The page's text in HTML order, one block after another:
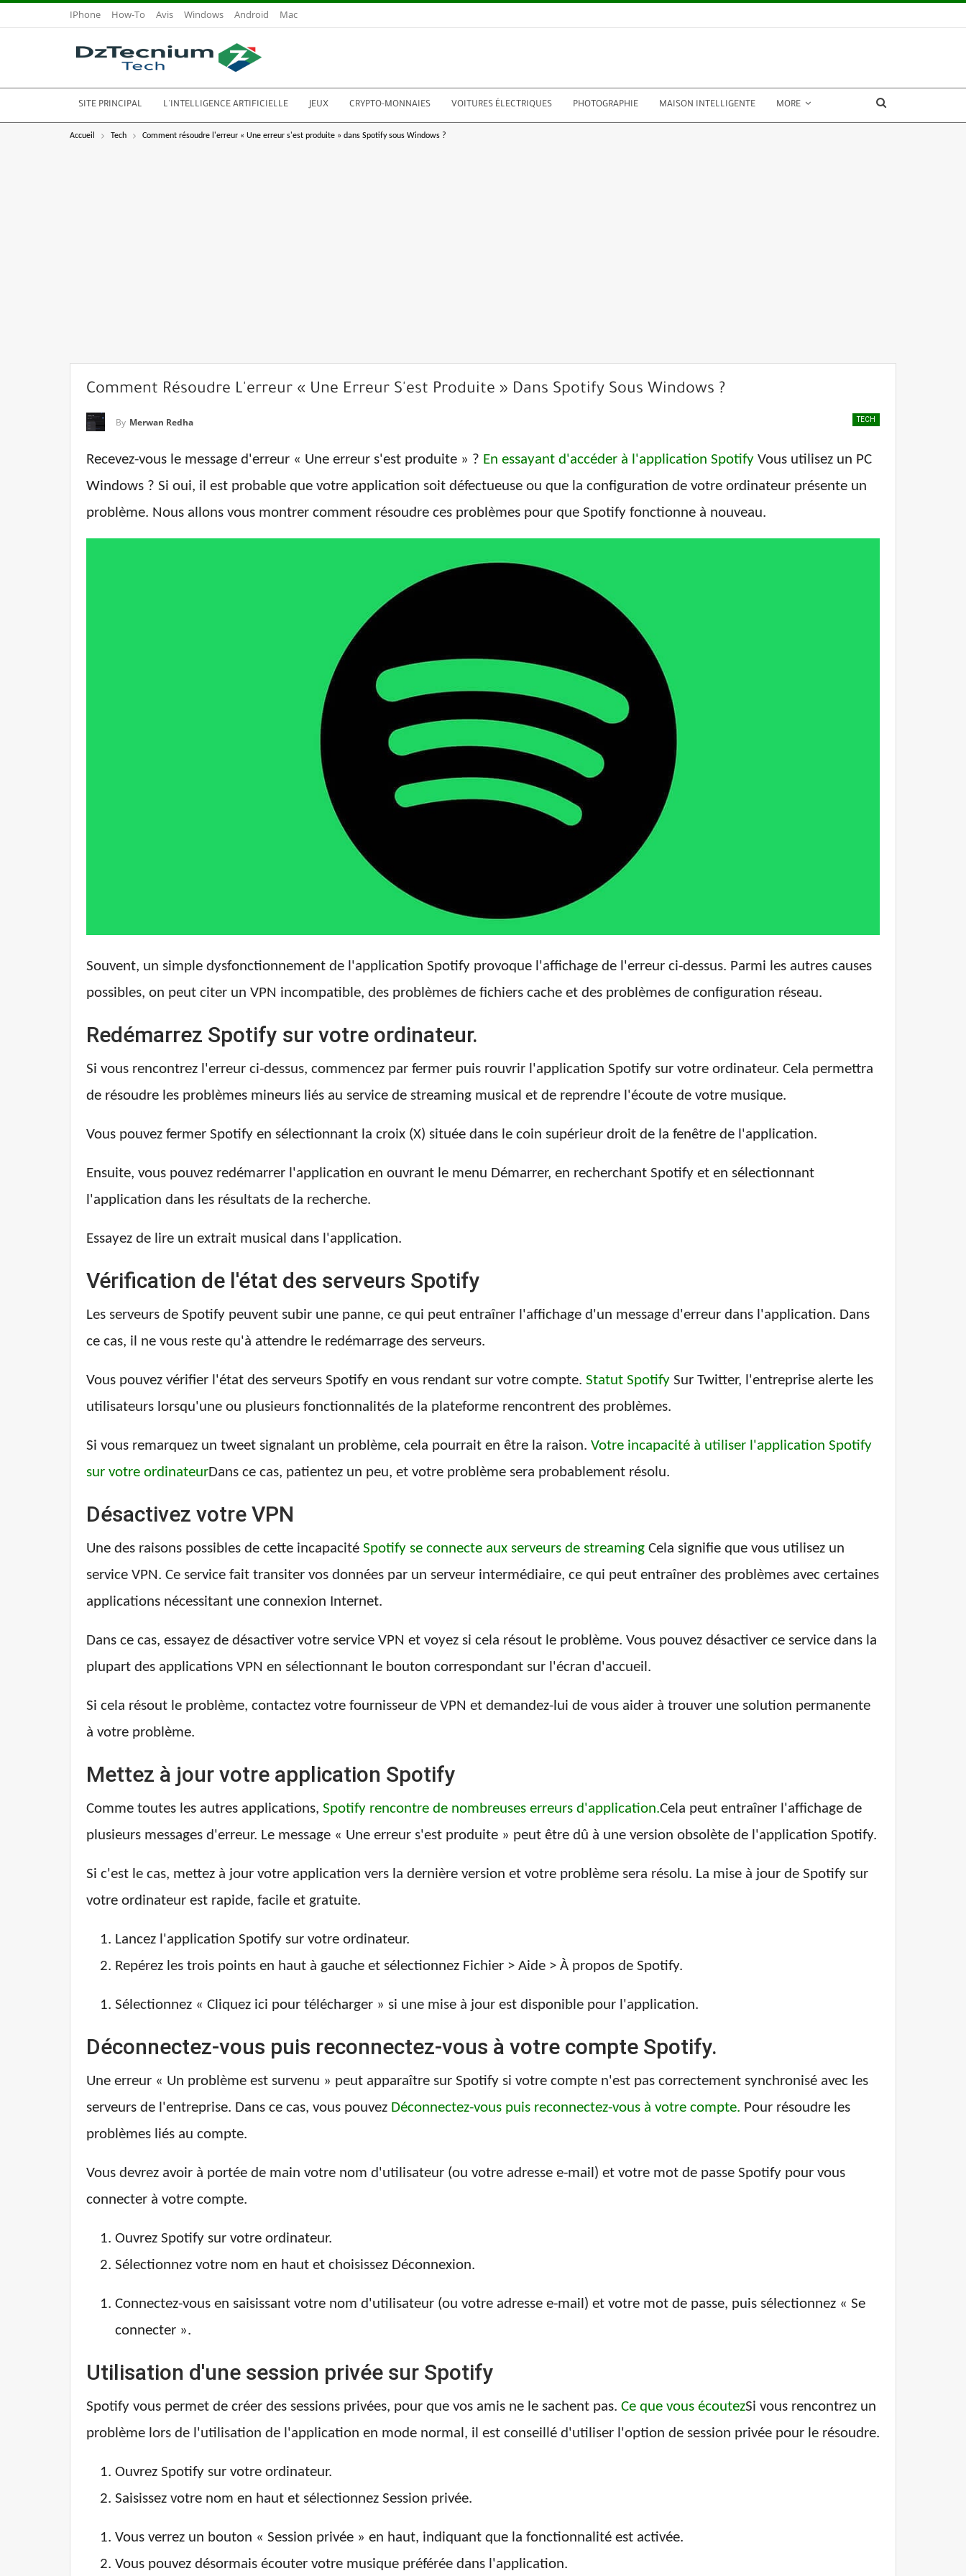
IPhone How-To Avis Windows Android Mac
SITE PRINCIPAL L'INTELLIGENCE ARTIFICIELLE JEUX CRYPTO-MONNAIES VOITURES ÉLECTRIQUES PHOTOGRAPHIE MAISON INTELLIGENTE MORE
Accueil Tech Comment résoudre l'erreur « Une erreur s'est produite » dans Spotify sous Windows ?
Comment Résoudre L'erreur « Une Erreur S'est Produite » Dans Spotify Sous Windows ?
TECH
By Merwan Redha
Recevez-vous le message d'erreur « Une erreur s'est produite » ? En essayant d'accéder à l'application Spotify Vous utilisez un PC
Windows ? Si oui, il est probable que votre application soit défectueuse ou que la configuration de votre ordinateur présente un
problème. Nous allons vous montrer comment résoudre ces problèmes pour que Spotify fonctionne à nouveau.
Souvent, un simple dysfonctionnement de l'application Spotify provoque l'affichage de l'erreur ci-dessus. Parmi les autres causes
possibles, on peut citer un VPN incompatible, des problèmes de fichiers cache et des problèmes de configuration réseau.
Redémarrez Spotify sur votre ordinateur.
Si vous rencontrez l'erreur ci-dessus, commencez par fermer puis rouvrir l'application Spotify sur votre ordinateur. Cela permettra
de résoudre les problèmes mineurs liés au service de streaming musical et de reprendre l'écoute de votre musique.
Vous pouvez fermer Spotify en sélectionnant la croix (X) située dans le coin supérieur droit de la fenêtre de l'application.
Ensuite, vous pouvez redémarrer l'application en ouvrant le menu Démarrer, en recherchant Spotify et en sélectionnant
l'application dans les résultats de la recherche.
Essayez de lire un extrait musical dans l'application.
Vérification de l'état des serveurs Spotify
Les serveurs de Spotify peuvent subir une panne, ce qui peut entraîner l'affichage d'un message d'erreur dans l'application. Dans
ce cas, il ne vous reste qu'à attendre le redémarrage des serveurs.
Vous pouvez vérifier l'état des serveurs Spotify en vous rendant sur votre compte. Statut Spotify Sur Twitter, l'entreprise alerte les
utilisateurs lorsqu'une ou plusieurs fonctionnalités de la plateforme rencontrent des problèmes.
Si vous remarquez un tweet signalant un problème, cela pourrait en être la raison. Votre incapacité à utiliser l'application Spotify
sur votre ordinateurDans ce cas, patientez un peu, et votre problème sera probablement résolu.
Désactivez votre VPN
Une des raisons possibles de cette incapacité Spotify se connecte aux serveurs de streaming Cela signifie que vous utilisez un
service VPN. Ce service fait transiter vos données par un serveur intermédiaire, ce qui peut entraîner des problèmes avec certaines
applications nécessitant une connexion Internet.
Dans ce cas, essayez de désactiver votre service VPN et voyez si cela résout le problème. Vous pouvez désactiver ce service dans la
plupart des applications VPN en sélectionnant le bouton correspondant sur l'écran d'accueil.
Si cela résout le problème, contactez votre fournisseur de VPN et demandez-lui de vous aider à trouver une solution permanente
à votre problème.
Mettez à jour votre application Spotify
Comme toutes les autres applications, Spotify rencontre de nombreuses erreurs d'application.Cela peut entraîner l'affichage de
plusieurs messages d'erreur. Le message « Une erreur s'est produite » peut être dû à une version obsolète de l'application Spotify.
Si c'est le cas, mettez à jour votre application vers la dernière version et votre problème sera résolu. La mise à jour de Spotify sur
votre ordinateur est rapide, facile et gratuite.
Lancez l'application Spotify sur votre ordinateur.
Repérez les trois points en haut à gauche et sélectionnez Fichier > Aide > À propos de Spotify.
Sélectionnez « Cliquez ici pour télécharger » si une mise à jour est disponible pour l'application.
Déconnectez-vous puis reconnectez-vous à votre compte Spotify.
Une erreur « Un problème est survenu » peut apparaître sur Spotify si votre compte n'est pas correctement synchronisé avec les
serveurs de l'entreprise. Dans ce cas, vous pouvez Déconnectez-vous puis reconnectez-vous à votre compte. Pour résoudre les
problèmes liés au compte.
Vous devrez avoir à portée de main votre nom d'utilisateur (ou votre adresse e-mail) et votre mot de passe Spotify pour vous
connecter à votre compte.
Ouvrez Spotify sur votre ordinateur.
Sélectionnez votre nom en haut et choisissez Déconnexion.
Connectez-vous en saisissant votre nom d'utilisateur (ou votre adresse e-mail) et votre mot de passe, puis sélectionnez « Se
connecter ».
Utilisation d'une session privée sur Spotify
Spotify vous permet de créer des sessions privées, pour que vos amis ne le sachent pas. Ce que vous écoutezSi vous rencontrez un
problème lors de l'utilisation de l'application en mode normal, il est conseillé d'utiliser l'option de session privée pour le résoudre.
Ouvrez Spotify sur votre ordinateur.
Saisissez votre nom en haut et sélectionnez Session privée.
Vous verrez un bouton « Session privée » en haut, indiquant que la fonctionnalité est activée.
Vous pouvez désormais écouter votre musique préférée dans l'application.